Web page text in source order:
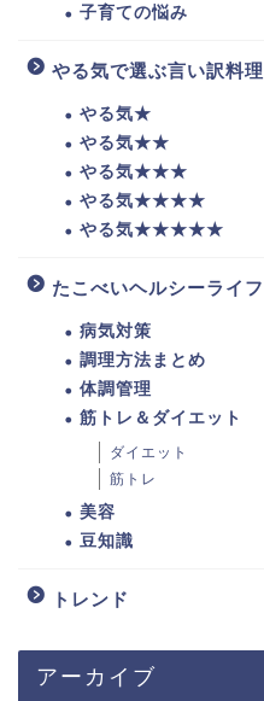
子育ての悩み
やる気で選ぶ言い訳料理
やる気★
やる気★★
やる気★★★
やる気★★★★
やる気★★★★★
たこべいヘルシーライフ
病気対策
調理方法まとめ
体調管理
筋トレ＆ダイエット
ダイエット
筋トレ
美容
豆知識
トレンド
アーカイブ